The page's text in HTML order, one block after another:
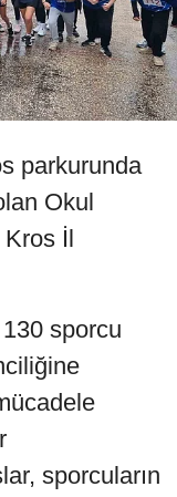
parkurunda
Okul
Kros İl
sporcu
sporcuların